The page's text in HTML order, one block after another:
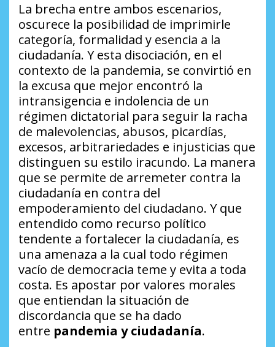
La brecha entre ambos escenarios,
oscurece la posibilidad de imprimirle
categoría, formalidad y esencia a la
ciudadanía. Y esta disociación, en el
contexto de la pandemia, se convirtió en
la excusa que mejor encontró la
intransigencia e indolencia de un
régimen dictatorial para seguir la racha
de malevolencias, abusos, picardías,
excesos, arbitrariedades e injusticias que
distinguen su estilo iracundo. La manera
que se permite de arremeter contra la
ciudadanía en contra del
empoderamiento del ciudadano. Y que
entendido como recurso político
tendente a fortalecer la ciudadanía, es
una amenaza a la cual todo régimen
vacío de democracia teme y evita a toda
costa. Es apostar por valores morales
que entiendan la situación de
discordancia que se ha dado
entre pandemia y ciudadanía.